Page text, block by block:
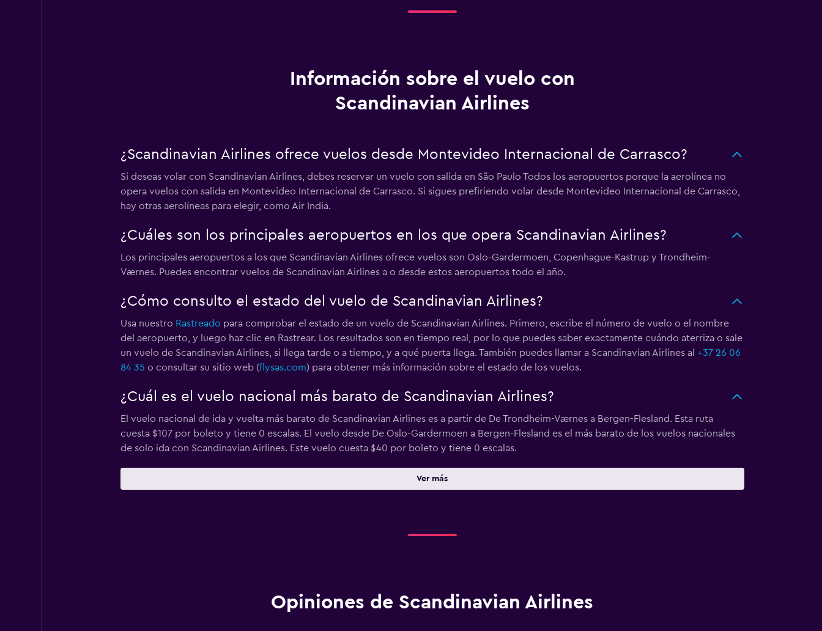
Información sobre el vuelo con
Scandinavian Airlines
¿Scandinavian Airlines ofrece vuelos desde Montevideo Internacional de Carrasco?
Si deseas volar con Scandinavian Airlines, debes reservar un vuelo con salida en São Paulo Todos los aeropuertos porque la aerolínea no
opera vuelos con salida en Montevideo Internacional de Carrasco. Si sigues prefiriendo volar desde Montevideo Internacional de Carrasco,
hay otras aerolíneas para elegir, como Air India.
¿Cuáles son los principales aeropuertos en los que opera Scandinavian Airlines?
Los principales aeropuertos a los que Scandinavian Airlines ofrece vuelos son Oslo-Gardermoen, Copenhague-Kastrup y Trondheim-
Værnes. Puedes encontrar vuelos de Scandinavian Airlines a o desde estos aeropuertos todo el año.
¿Cómo consulto el estado del vuelo de Scandinavian Airlines?
Usa nuestro Rastreado para comprobar el estado de un vuelo de Scandinavian Airlines. Primero, escribe el número de vuelo o el nombre
del aeropuerto, y luego haz clic en Rastrear. Los resultados son en tiempo real, por lo que puedes saber exactamente cuándo aterriza o sale
un vuelo de Scandinavian Airlines, si llega tarde o a tiempo, y a qué puerta llega. También puedes llamar a Scandinavian Airlines al +37 26 06
84 35 o consultar su sitio web (flysas.com) para obtener más información sobre el estado de los vuelos.
¿Cuál es el vuelo nacional más barato de Scandinavian Airlines?
El vuelo nacional de ida y vuelta más barato de Scandinavian Airlines es a partir de De Trondheim-Værnes a Bergen-Flesland. Esta ruta
cuesta $107 por boleto y tiene 0 escalas. El vuelo desde De Oslo-Gardermoen a Bergen-Flesland es el más barato de los vuelos nacionales
de solo ida con Scandinavian Airlines. Este vuelo cuesta $40 por boleto y tiene 0 escalas.
Ver más
Opiniones de Scandinavian Airlines